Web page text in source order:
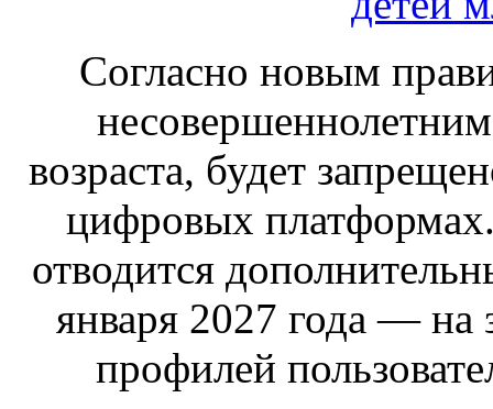
Согласно новым
возраста, будет
цифровых
отводится
января 2027 года —
профилей